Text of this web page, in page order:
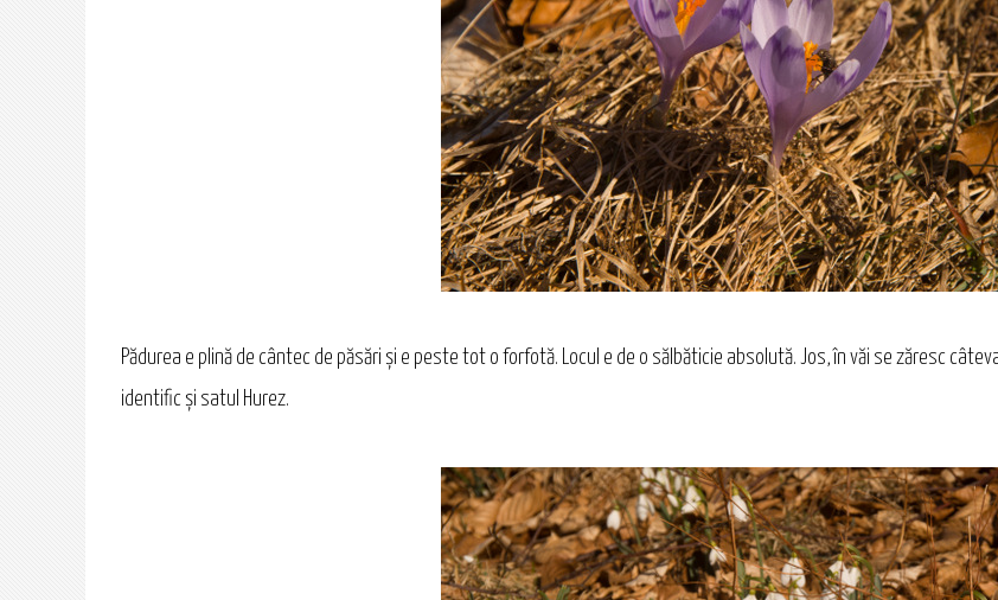
Pădurea e plină de cântec de păsări şi e peste tot o forfotă. Locul e de o sălbăticie absolută. Jos, în văi se zăresc
identific şi satul Hurez.